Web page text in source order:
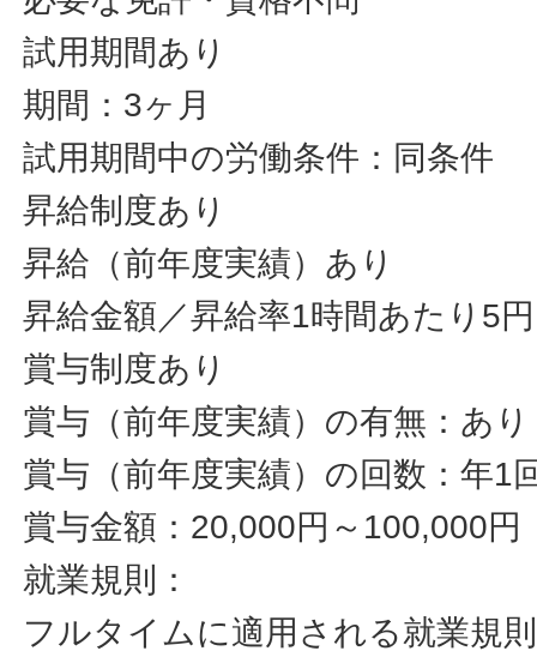
試用期間あり
期間：3ヶ月
試用期間中の労働条件：同条件
昇給制度あり
昇給（前年度実績）あり
昇給金額／昇給率1時間あたり5
賞与制度あり
賞与（前年度実績）の有無：あり
賞与（前年度実績）の回数：年1
賞与金額：20,000円～100,000円
就業規則：
フルタイムに適用される就業規